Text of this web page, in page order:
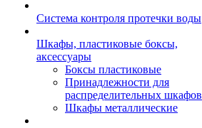
Система контроля протечки воды
Шкафы, пластиковые боксы,
аксессуары
Боксы пластиковые
Принадлежности для
распределительных шкафов
Шкафы металлические